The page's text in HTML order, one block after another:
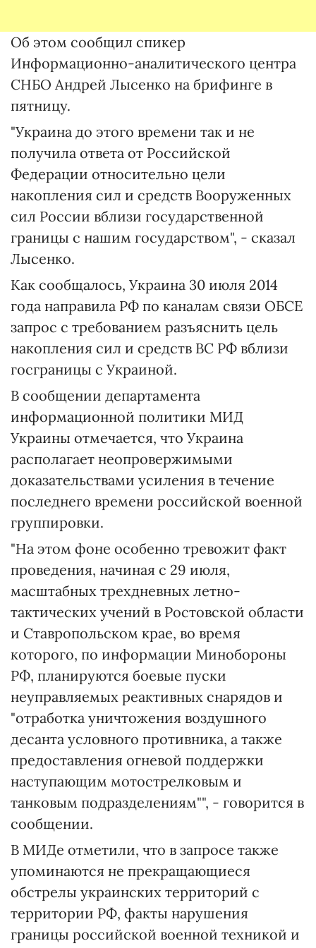
Об этом сообщил спикер
Информационно-аналитического центра
СНБО Андрей Лысенко на брифинге в
пятницу.
"Украина до этого времени так и не
получила ответа от Российской
Федерации относительно цели
накопления сил и средств Вооруженных
сил России вблизи государственной
границы с нашим государством", - сказал
Лысенко.
Как сообщалось, Украина 30 июля 2014
года направила РФ по каналам связи ОБСЕ
запрос с требованием разъяснить цель
накопления сил и средств ВС РФ вблизи
госграницы с Украиной.
В сообщении департамента
информационной политики МИД
Украины отмечается, что Украина
располагает неопровержимыми
доказательствами усиления в течение
последнего времени российской военной
группировки.
"На этом фоне особенно тревожит факт
проведения, начиная с 29 июля,
масштабных трехдневных летно-
тактических учений в Ростовской области
и Ставропольском крае, во время
которого, по информации Минобороны
РФ, планируются боевые пуски
неуправляемых реактивных снарядов и
"отработка уничтожения воздушного
десанта условного противника, а также
предоставления огневой поддержки
наступающим мотострелковым и
танковым подразделениям"", - говорится в
сообщении.
В МИДе отметили, что в запросе также
упоминаются не прекращающиеся
обстрелы украинских территорий с
территории РФ, факты нарушения
границы российской военной техникой и